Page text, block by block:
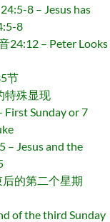
8 – Jesus has
8
24:12 – Peter Looks
节
特殊显现
Sunday or 7
– Jesus and the
的第二个星期
of the third Sunday